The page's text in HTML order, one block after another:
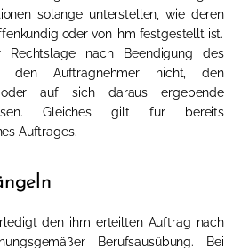
solange unterstellen, wie deren
oder von ihm festgestellt ist.
nach Beendigung des
den Auftragnehmer nicht, den
auf sich daraus ergebende
Gleiches gilt für bereits
Auftrages.
den ihm erteilten Auftrag nach
Berufsausübung. Bei